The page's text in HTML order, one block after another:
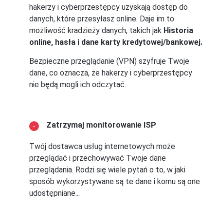
hakerzy i cyberprzestępcy uzyskają dostęp do
danych, które przesyłasz online. Daje im to
możliwość kradzieży danych, takich jak Historia
online, hasła i dane karty kredytowej/bankowej.
Bezpieczne przeglądanie (VPN) szyfruje Twoje
dane, co oznacza, że hakerzy i cyberprzestępcy
nie będą mogli ich odczytać.
Zatrzymaj monitorowanie ISP
Twój dostawca usług internetowych może
przeglądać i przechowywać Twoje dane
przeglądania. Rodzi się wiele pytań o to, w jaki
sposób wykorzystywane są te dane i komu są one
udostępniane...